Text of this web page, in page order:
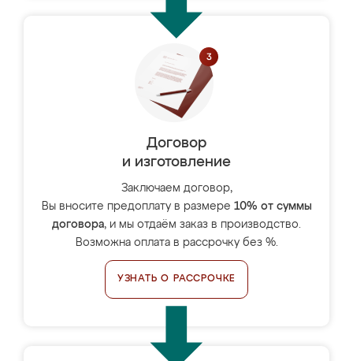
Договор
и изготовление
Заключаем договор,
Вы вносите предоплату в размере 10% от суммы
договора, и мы отдаём заказ в производство.
Возможна оплата в рассрочку без %.
УЗНАТЬ О РАССРОЧКЕ